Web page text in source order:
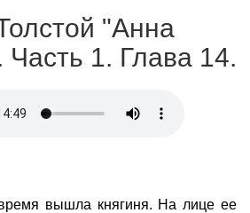
"Анна
Часть 1. Глава 14.
вышла княгиня. На лице ее